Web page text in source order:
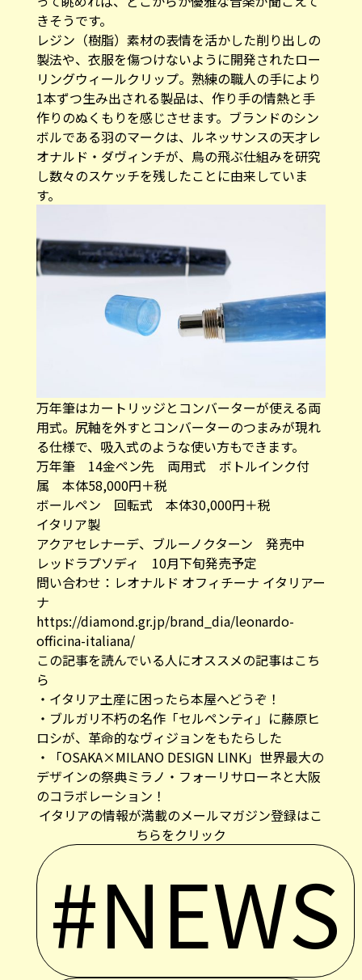
きそうです。
レジン（樹脂）素材の表情を活かした削り出しの
製法や、衣服を傷つけないように開発されたロー
リングウィールクリップ。熟練の職人の手により
1本ずつ生み出される製品は、作り手の情熱と手
作りのぬくもりを感じさせます。ブランドのシン
ボルである羽のマークは、ルネッサンスの天才レ
オナルド・ダヴィンチが、鳥の飛ぶ仕組みを研究
し数々のスケッチを残したことに由来していま
す。
万年筆はカートリッジとコンバーターが使える両
用式。尻軸を外すとコンバーターのつまみが現れ
る仕様で、吸入式のような使い方もできます。
万年筆 14金ペン先 両用式 ボトルインク付
属 本体58,000円＋税
ボールペン 回転式 本体30,000円＋税
イタリア製
アクアセレナーデ、ブルーノクターン 発売中
レッドラプソディ 10月下旬発売予定
問い合わせ：レオナルド オフィチーナ イタリアー
ナ
https://diamond.gr.jp/brand_dia/leonardo-
officina-italiana/
この記事を読んでいる人にオススメの記事はこち
ら
・ イタリア土産に困ったら本屋へどうぞ！
・ ブルガリ不朽の名作「セルペンティ」に藤原ヒ
ロシが、革命的なヴィジョンをもたらした
・
「OSAKA×MILANO DESIGN LINK」世界最大の
デザインの祭典ミラノ・フォーリサローネと大阪
のコラボレーション！
イタリアの情報が満載のメールマガジン登録はこ
ちらをクリック
#NEWS